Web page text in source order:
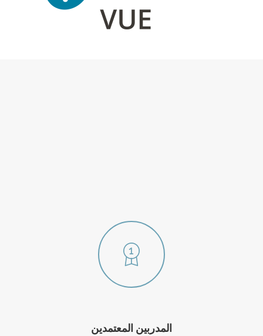
المدربين المعتمدين